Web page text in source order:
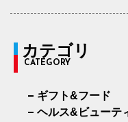
カテゴリ
CATEGORY
ギフト&フード
ヘルス&ビューテ